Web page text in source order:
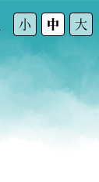
小 中 大